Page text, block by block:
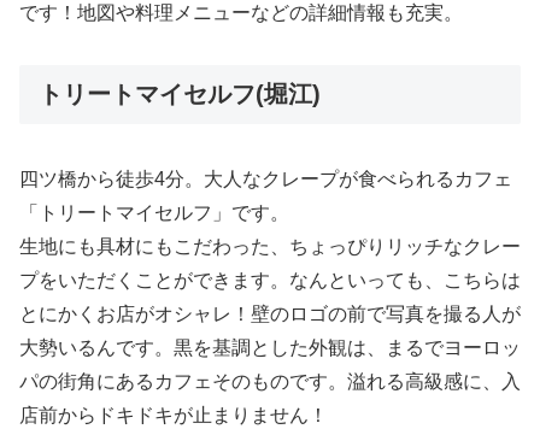
です！地図や料理メニューなどの詳細情報も充実。
トリートマイセルフ(堀江)
四ツ橋から徒歩4分。大人なクレープが食べられるカフェ
「トリートマイセルフ」です。
生地にも具材にもこだわった、ちょっぴりリッチなクレー
プをいただくことができます。なんといっても、こちらは
とにかくお店がオシャレ！壁のロゴの前で写真を撮る人が
大勢いるんです。黒を基調とした外観は、まるでヨーロッ
パの街角にあるカフェそのものです。溢れる高級感に、入
店前からドキドキが止まりません！